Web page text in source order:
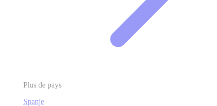
Plus de pays
Spanje